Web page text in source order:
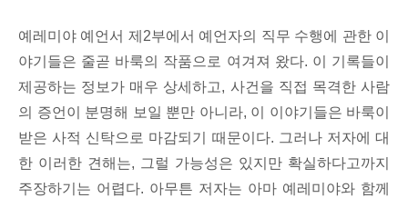
예레미야 예언서 제2부에서 예언자의 직무 수행에 관한 이
야기들은 줄곧 바룩의 작품으로 여겨져 왔다. 이 기록들이
제공하는 정보가 매우 상세하고, 사건을 직접 목격한 사람
의 증언이 분명해 보일 뿐만 아니라, 이 이야기들은 바룩이
받은 사적 신탁으로 마감되기 때문이다. 그러나 저자에 대
한 이러한 견해는, 그럴 가능성은 있지만 확실하다고까지
주장하기는 어렵다. 아무튼 저자는 아마 예레미야와 함께